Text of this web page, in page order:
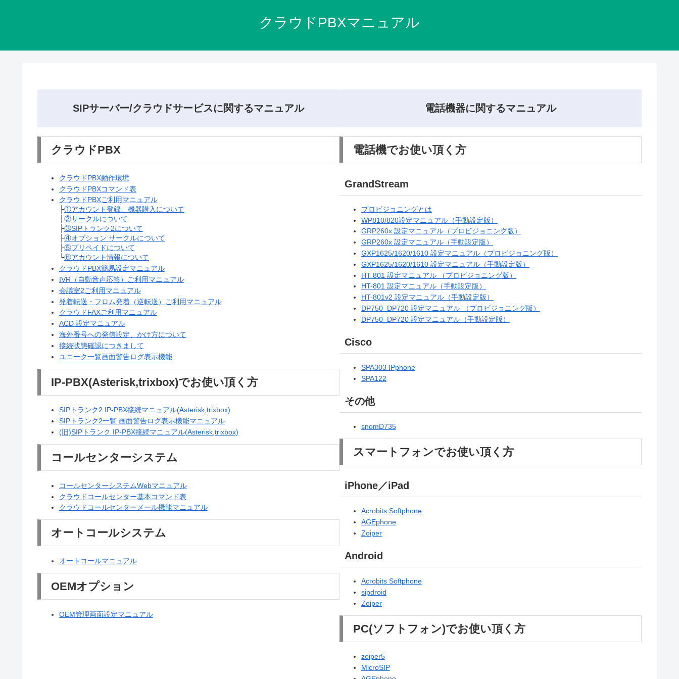
クラウドPBXマニュアル
SIPサーバー/クラウドサービスに関するマニュアル
クラウドPBX
クラウドPBX動作環境
クラウドPBXコマンド表
クラウドPBXご利用マニュアル
├①アカウント登録、機器購入について
├②サークルについて
├③SIPトランク2について
├④オプション サークルについて
├⑤プリペイドについて
└⑥アカウント情報について
クラウドPBX簡易設定マニュアル
IVR（自動音声応答）ご利用マニュアル
会議室2ご利用マニュアル
発着転送・フロム発着（逆転送）ご利用マニュアル
クラウドFAXご利用マニュアル
ACD 設定マニュアル
海外番号への発信設定、かけ方について
接続状態確認につきまして
ユニーク一覧画面警告ログ表示機能
IP-PBX(Asterisk,trixbox)でお使い頂く方
SIPトランク2 IP-PBX接続マニュアル(Asterisk,trixbox)
SIPトランク2一覧 画面警告ログ表示機能マニュアル
(旧)SIPトランク IP-PBX接続マニュアル(Asterisk,trixbox)
コールセンターシステム
コールセンターシステムWebマニュアル
クラウドコールセンター基本コマンド表
クラウドコールセンターメール機能マニュアル
オートコールシステム
オートコールマニュアル
OEMオプション
OEM管理画面設定マニュアル
電話機器に関するマニュアル
電話機でお使い頂く方
GrandStream
プロビジョニングとは
WP810/820設定マニュアル（手動設定版）
GRP260x 設定マニュアル（プロビジョニング版）
GRP260x 設定マニュアル（手動設定版）
GXP1625/1620/1610 設定マニュアル（プロビジョニング版）
GXP1625/1620/1610 設定マニュアル（手動設定版）
HT-801 設定マニュアル （プロビジョニング版）
HT-801 設定マニュアル（手動設定版）
HT-801v2 設定マニュアル（手動設定版）
DP750_DP720 設定マニュアル （プロビジョニング版）
DP750_DP720 設定マニュアル（手動設定版）
Cisco
SPA303 IPphone
SPA122
その他
snomD735
スマートフォンでお使い頂く方
iPhone／iPad
Acrobits Softphone
AGEphone
Zoiper
Android
Acrobits Softphone
sipdroid
Zoiper
PC(ソフトフォン)でお使い頂く方
zoiper5
MicroSIP